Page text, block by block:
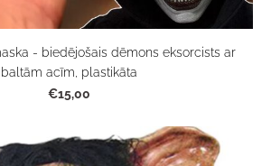
- biedējošais dēmons eksorcists ar
baltām acīm, plastikāta
€15,00